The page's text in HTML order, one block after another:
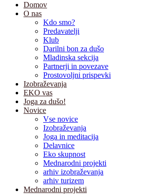
Domov
O nas
Kdo smo?
Predavatelji
Klub
Darilni bon za dušo
Mladinska sekcija
Partnerji in povezave
Prostovoljni prispevki
Izobraževanja
EKO vas
Joga za dušo!
Novice
Vse novice
Izobraževanja
Joga in meditacija
Delavnice
Eko skupnost
Mednarodni projekti
arhiv izobraževanja
arhiv turizem
Mednarodni projekti